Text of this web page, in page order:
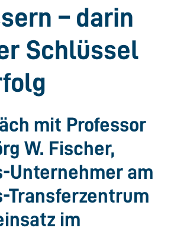
– darin
Schlüssel
mit Professor
W. Fischer,
Unternehmer am
Transferzentrum
im